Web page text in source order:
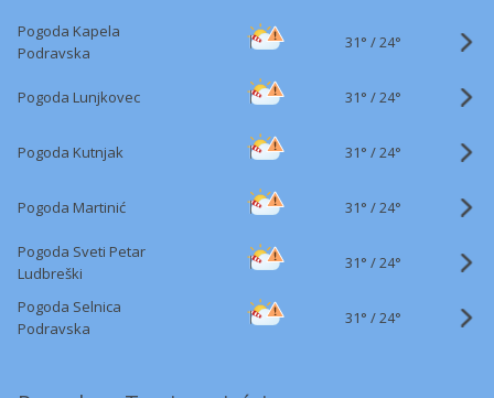
Pogoda Kapela
Podravska
31° /24°
Pogoda Lunjkovec 31° /24°
Pogoda Kutnjak 31° /24°
Pogoda Martinić 31° /24°
Pogoda Sveti Petar
Ludbreški
31° /24°
Pogoda Selnica
Podravska
31° /24°